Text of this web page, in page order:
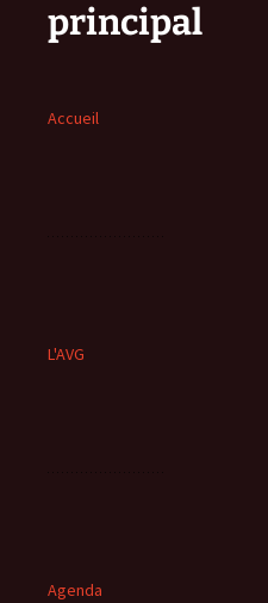
principal
Accueil
L'AVG
Agenda